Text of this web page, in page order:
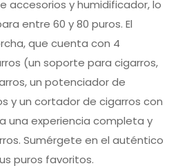
accesorios y humidificador, lo
entre 60 y 80 puros. El
que cuenta con 4
(un soporte para cigarros,
un potenciador de
y un cortador de cigarros con
una experiencia completa y
Sumérgete en el auténtico
puros favoritos.